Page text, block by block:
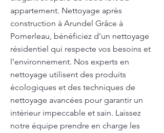
appartement. Nettoyage après
construction à Arundel Grâce à
Pomerleau, bénéficiez d’un nettoyage
résidentiel qui respecte vos besoins et
l’environnement. Nos experts en
nettoyage utilisent des produits
écologiques et des techniques de
nettoyage avancées pour garantir un
intérieur impeccable et sain. Laissez
notre équipe prendre en charge les